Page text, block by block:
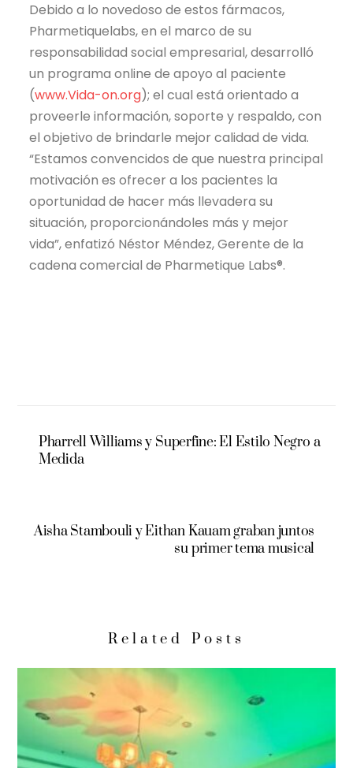
Debido a lo novedoso de estos fármacos,
Pharmetiquelabs, en el marco de su
responsabilidad social empresarial, desarrolló
un programa online de apoyo al paciente
(www.Vida-on.org); el cual está orientado a
proveerle información, soporte y respaldo, con
el objetivo de brindarle mejor calidad de vida.
“Estamos convencidos de que nuestra principal
motivación es ofrecer a los pacientes la
oportunidad de hacer más llevadera su
situación, proporcionándoles más y mejor
vida”, enfatizó Néstor Méndez, Gerente de la
cadena comercial de Pharmetique Labs®.
Pharrell Williams y Superfine: El Estilo Negro a
Medida
Aisha Stambouli y Eithan Kauam graban juntos
su primer tema musical
Related Posts